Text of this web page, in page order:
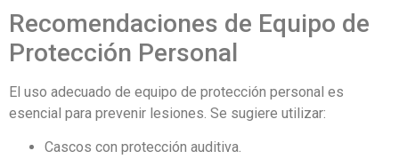
Recomendaciones de Equipo de
Protección Personal
El uso adecuado de equipo de protección personal es
esencial para prevenir lesiones. Se sugiere utilizar:
Cascos con protección auditiva.